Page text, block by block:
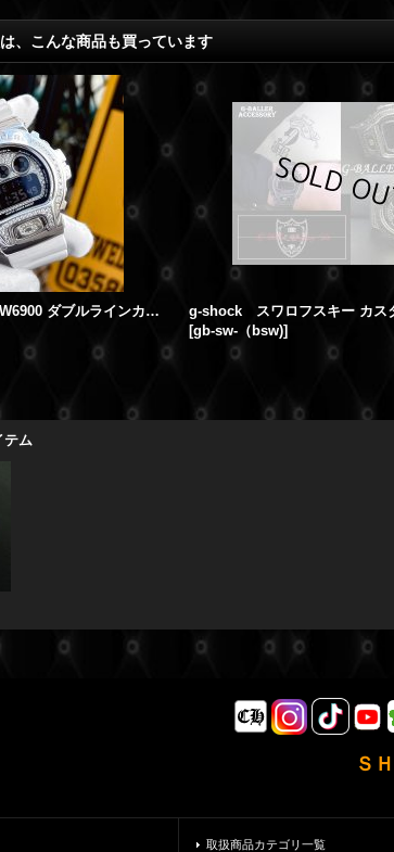
、こんな商品も買っています
G-SHOCKカスタム DW6900 ダブルラインカスタム
[gb-sw-（bsw)]
テム
Ｓ
取扱商品カテゴリ一覧